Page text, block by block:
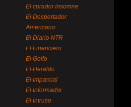
El curador insomne
El Despertador
Americano
El Diario NTR
El Financiero
El Golfo
El Heraldo
El Imparcial
El Informador
El Intruso